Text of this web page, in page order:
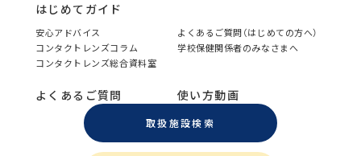
はじめてガイド
安心アドバイス
よくあるご質問（はじめての方へ）
コンタクトレンズコラム
学校保健関係者のみなさまへ
コンタクトレンズ総合資料室
よくあるご質問 使い方動画
取扱施設検索